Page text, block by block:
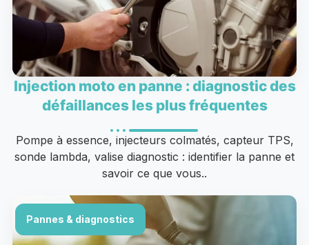
Injection moto en panne : diagnostic des
défaillances les plus fréquentes
Pompe à essence, injecteurs colmatés, capteur TPS,
sonde lambda, valise diagnostic : identifier la panne et
savoir ce que vous..
Pannes & diagnostics